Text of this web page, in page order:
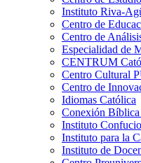
Instituto Riva-
Centro de
Centro de
Especialidad de
CENTRUM
Centro Cultural
Centro de
Idiomas Católica
Conexión
Instituto Confucio
Instituto para la
Instituto de